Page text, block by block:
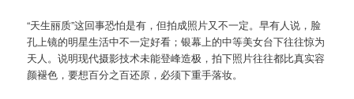
“天生丽质”这回事恐怕是有，但拍成照片又不一定。早有人说，脸
孔上镜的明星生活中不一定好看；银幕上的中等美女台下往往惊为
天人。说明现代摄影技术未能登峰造极，拍下照片往往都比真实容
颜褪色，要想百分之百还原，必须下重手落妆。